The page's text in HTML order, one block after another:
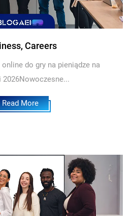
Careers
do gry na pieniądze na
2026Nowoczesne...
Read More